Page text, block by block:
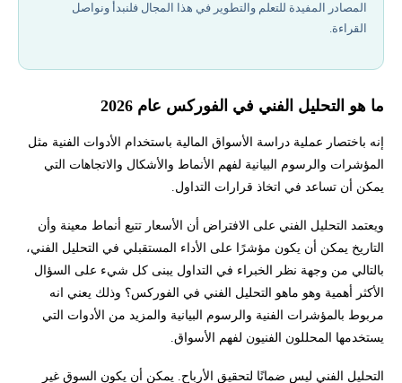
رأي الخبراء في اشكال التحليل الفني في عام 2026
إخلاء المسؤولية وتنويه المخاطر
كيف يمكن البدء في التحليل الفني في الفوركس ؟
المصادر المفيدة للتعلم والتطوير في هذا المجال فلنبدأ ونواصل
القراءة.
ما هو التحليل الفني في الفوركس عام 2026
إنه باختصار عملية دراسة الأسواق المالية باستخدام الأدوات الفنية مثل
المؤشرات والرسوم البيانية لفهم الأنماط والأشكال والاتجاهات التي
يمكن أن تساعد في اتخاذ قرارات التداول.
ويعتمد التحليل الفني على الافتراض أن الأسعار تتبع أنماط معينة وأن
التاريخ يمكن أن يكون مؤشرًا على الأداء المستقبلي في التحليل الفني،
بالتالي من وجهة نظر الخبراء في التداول يبنى كل شيء على السؤال
الأكثر أهمية وهو ماهو التحليل الفني في الفوركس؟ وذلك يعني انه
مربوط بالمؤشرات الفنية والرسوم البيانية والمزيد من الأدوات التي
يستخدمها المحللون الفنيون لفهم الأسواق.
التحليل الفني ليس ضمانًا لتحقيق الأرباح. يمكن أن يكون السوق غير